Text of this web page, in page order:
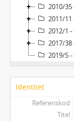
2010/
2011/
2012/1
2017/38
2019/5
Identitet
Referenskod
Titel